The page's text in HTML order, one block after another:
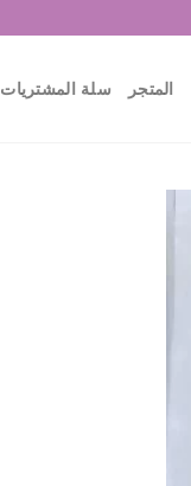
المتجر سلة المشتريات